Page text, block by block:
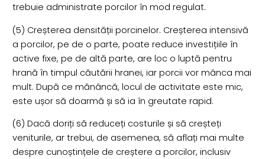
trebuie administrate porcilor în mod regulat.
(5) Creșterea densității porcinelor. Creșterea intensivă
a porcilor, pe de o parte, poate reduce investițiile în
active fixe, pe de altă parte, are loc o luptă pentru
hrană în timpul căutării hranei, iar porcii vor mânca mai
mult. După ce mănâncă, locul de activitate este mic,
este ușor să doarmă și să ia în greutate rapid.
(6) Dacă doriți să reduceți costurile și să creșteți
veniturile, ar trebui, de asemenea, să aflați mai multe
despre cunoștințele de creștere a porcilor, inclusiv